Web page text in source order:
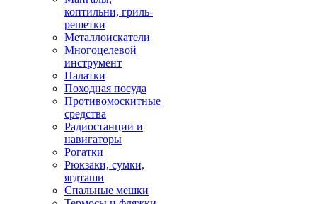
коптильни, гриль-
решетки
Металлоискатели
Многоцелевой
инструмент
Палатки
Походная посуда
Противомоскитные
средства
Радиостанции и
навигаторы
Рогатки
Рюкзаки, сумки,
ягдташи
Спальные мешки